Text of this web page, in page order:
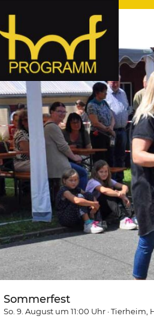
programm –
– das Veranstaltungsportal
Sommerfest
So. 9. August um 11:00 Uhr ·Tierheim ,